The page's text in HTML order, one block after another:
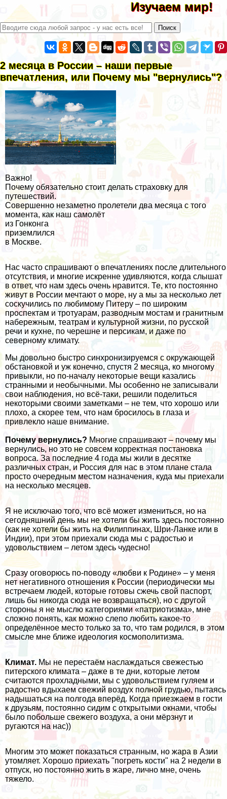
Изучаем мир!
2 месяца в России – наши первые
впечатления, или Почему мы "вернулись"?
Важно!
Почему обязательно стоит делать страховку для
путешествий.
Совершенно незаметно пролетели два месяца с того
момента, как наш самолёт
из Гонконга
приземлился
в Москве.
Нас часто спрашивают о впечатлениях после длительного
отсутствия, и многие искренне удивляются, когда слышат
в ответ, что нам здесь очень нравится. Те, кто постоянно
живут в России мечтают о море, ну а мы за несколько лет
соскучились по любимому Питеру – по широким
проспектам и тротуарам, разводным мостам и гранитным
набережным, театрам и культурной жизни, по русской
речи и кухне, по черешне и персикам, и даже по
северному климату.
Мы довольно быстро синхронизируемся с окружающей
обстановкой и уж конечно, спустя 2 месяца, ко многому
привыкли, но по-началу некоторые вещи казались
странными и необычными. Мы особенно не записывали
свои наблюдения, но всё-таки, решили поделиться
некоторыми своими заметками – не тем, что хорошо или
плохо, а скорее тем, что нам бросилось в глаза и
привлекло наше внимание.
Почему вернулись? Многие спрашивают – почему мы
вернулись, но это не совсем корректная постановка
вопроса. За последние 4 года мы жили в десятке
различных стран, и Россия для нас в этом плане стала
просто очередным местом назначения, куда мы приехали
на несколько месяцев.
Я не исключаю того, что всё может измениться, но на
сегодняшний день мы не хотели бы жить здесь постоянно
(как не хотели бы жить на Филиппинах, Шри-Ланке или в
Индии), при этом приехали сюда мы с радостью и
удовольствием – летом здесь чудесно!
Сразу оговорюсь по-поводу «любви к Родине» – у меня
нет негативного отношения к России (периодически мы
встречаем людей, которые готовы сжечь свой паспорт,
лишь бы никогда сюда не возвращаться), но с другой
стороны я не мыслю категориями «патриотизма», мне
сложно понять, как можно слепо любить какое-то
определённое место только за то, что там родился, в этом
смысле мне ближе идеология космополитизма.
Климат. Мы не перестаём наслаждаться свежестью
питерского климата – даже в те дни, которые летом
считаются прохладными, мы с удовольствием гуляем и
радостно вдыхаем свежий воздух полной грудью, пытаясь
надышаться на полгода вперёд. Когда приезжаем в гости
к друзьям, постоянно сидим с открытыми окнами, чтобы
было побольше свежего воздуха, а они мёрзнут и
ругаются на нас))
Многим это может показаться странным, но жара в Азии
утомляет. Хорошо приехать "погреть кости" на 2 недели в
отпуск, но постоянно жить в жаре, лично мне, очень
тяжело.